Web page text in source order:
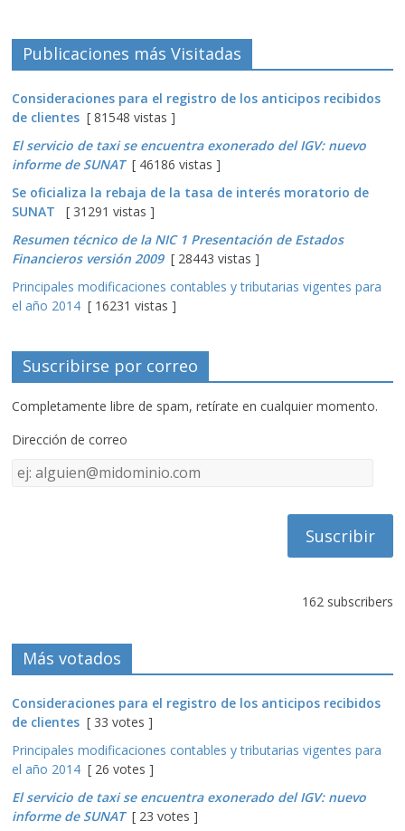
Publicaciones más Visitadas
Consideraciones para el registro de los anticipos recibidos
de clientes [ 81548 vistas ]
El servicio de taxi se encuentra exonerado del IGV: nuevo
informe de SUNAT[ 46186 vistas ]
Se oficializa la rebaja de la tasa de interés moratorio de
SUNAT
[ 31291 vistas ]
Resumen técnico de la NIC 1 Presentación de Estados
Financieros versión 2009[ 28443 vistas ]
Principales modificaciones contables y tributarias vigentes para
el año 2014 [ 16231 vistas ]
Suscribirse por correo
Completamente libre de spam, retírate en cualquier momento.
Dirección de correo
Dirección
de
162 subscribers
Más votados
Consideraciones para el registro de los anticipos recibidos
de clientes [ 33 votes ]
Principales modificaciones contables y tributarias vigentes para
el año 2014 [ 26 votes ]
El servicio de taxi se encuentra exonerado del IGV: nuevo
informe de SUNAT[ 23 votes ]